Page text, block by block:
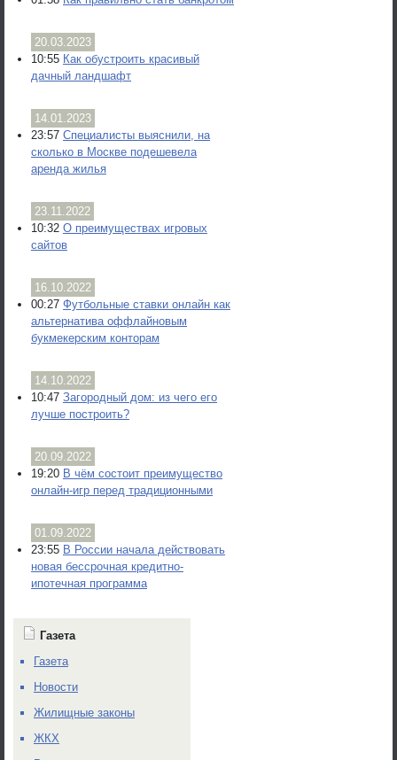
20.03.2023
10:55 Как обустроить красивый
дачный ландшафт
14.01.2023
23:57 Специалисты выяснили, на
сколько в Москве подешевела
аренда жилья
23.11.2022
10:32 О преимуществах игровых
сайтов
16.10.2022
00:27 Футбольные ставки онлайн как
альтернатива оффлайновым
букмекерским конторам
14.10.2022
10:47 Загородный дом: из чего его
лучше построить?
20.09.2022
19:20 В чём состоит преимущество
онлайн-игр перед традиционными
01.09.2022
23:55 В России начала действовать
новая бессрочная кредитно-
ипотечная программа
Газета
Газета
Новости
Жилищные законы
ЖКХ